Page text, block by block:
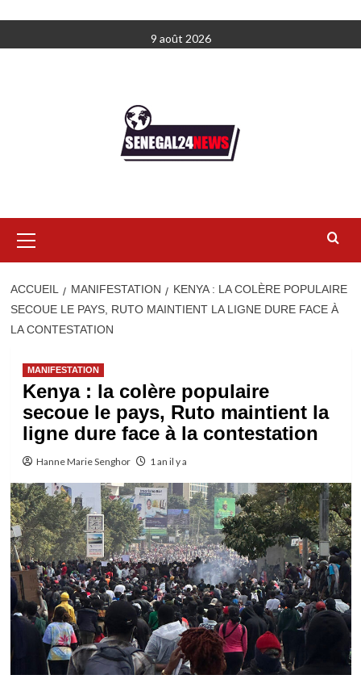
au
9 août 2026
principal
ACCUEIL MANIFESTATION
KENYA : LA COLÈRE POPULAIRE
SECOUE LE PAYS, RUTO MAINTIENT LA LIGNE DURE FACE À
LA CONTESTATION
MANIFESTATION
Kenya : la colère populaire
secoue le pays, Ruto maintient la
ligne dure face à la contestation
Hanne Marie Senghor 1 an il y a